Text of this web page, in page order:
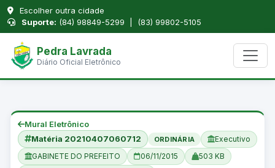
Escolher outra cidade
Suporte: (84) 98849-5299 | (83) 99802-5105
Pedra Lavrada
Diário Oficial Eletrônico
Mural Eletrônico
Matéria 20210407060712
ORDINÁRIA
Executivo
GABINETE DO PREFEITO
06/11/2015
503 KB